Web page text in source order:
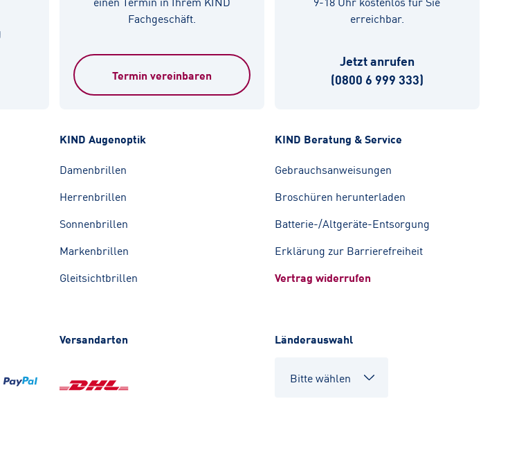
Fachgeschäft.
Termin vereinbaren
erreichbar.
Jetzt anrufen
(0800 6 999 333)
KIND Augenoptik
Damenbrillen
Herrenbrillen
Sonnenbrillen
Markenbrillen
Gleitsichtbrillen
KIND Beratung & Service
Gebrauchsanweisungen
Broschüren herunterladen
Batterie-/Altgeräte-Entsorgung
Erklärung zur Barrierefreiheit
Vertrag widerrufen
Versandarten Länderauswahl